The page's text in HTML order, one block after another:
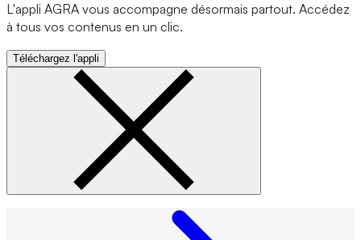
L'appli AGRA vous accompagne désormais partout. Accédez
à tous vos contenus en un clic.
Téléchargez l'appli